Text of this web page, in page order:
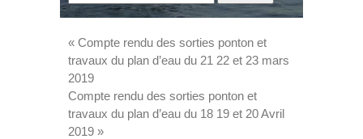
« Compte rendu des sorties ponton et
travaux du plan d’eau du 21 22 et 23 mars
2019
Compte rendu des sorties ponton et
travaux du plan d’eau du 18 19 et 20 Avril
2019 »